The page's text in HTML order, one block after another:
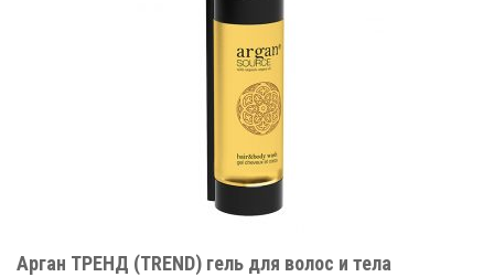
Арган ТРЕНД (TREND) гель для волос и тела